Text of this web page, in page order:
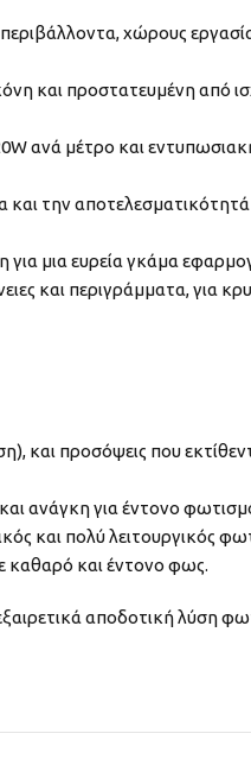
χώρους
και προστατευμένη από
ανά μέτρο και
και την
μια ευρεία γκάμα
και περιγράμματα,
προσόψεις που
ανάγκη για έντονο
και πολύ λειτουργικός
καθαρό και έντονο φως.
αποδοτική λύση